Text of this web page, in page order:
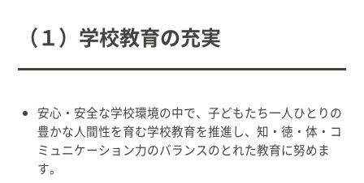
村役場窓口案内
（１）学校教育の充実
安心・安全な学校環境の中で、子どもたち一人ひとりの
豊かな人間性を育む学校教育を推進し、知・徳・体・コ
ミュニケーション力のバランスのとれた教育に努めま
す。